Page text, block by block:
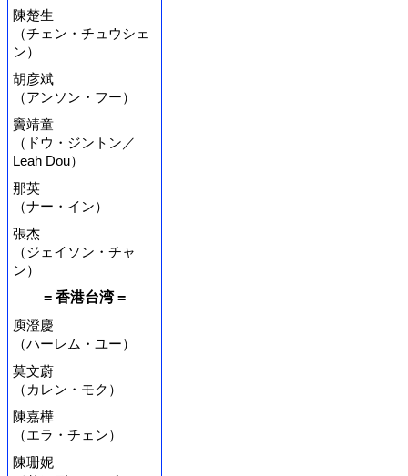
陳楚生
（チェン・チュウシェ
ン）
胡彦斌
（アンソン・フー）
竇靖童
（ドウ・ジントン／
Leah Dou）
那英
（ナー・イン）
張杰
（ジェイソン・チャ
ン）
= 香港台湾 =
庾澄慶
（ハーレム・ユー）
莫文蔚
（カレン・モク）
陳嘉樺
（エラ・チェン）
陳珊妮